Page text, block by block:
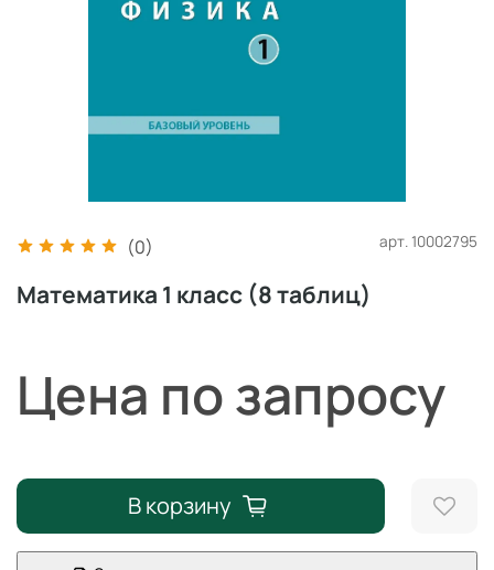
(0) арт. 10002795
Математика 1 класс (8 таблиц)
Цена по запросу
В корзину